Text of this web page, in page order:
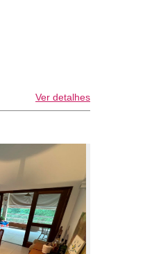
Ver detalhes